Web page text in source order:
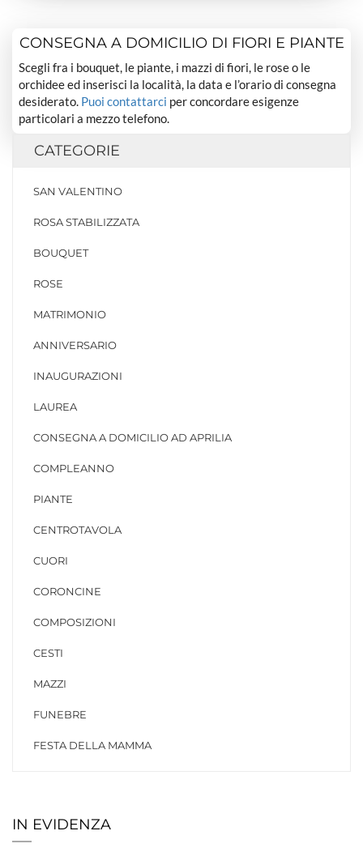
CONSEGNA A DOMICILIO DI FIORI E PIANTE
Scegli fra i bouquet, le piante, i mazzi di fiori, le rose o le
orchidee ed inserisci la località, la data e l’orario di consegna
desiderato. Puoi contattarci per concordare esigenze
particolari a mezzo telefono.
CATEGORIE
SAN VALENTINO
ROSA STABILIZZATA
BOUQUET
ROSE
MATRIMONIO
ANNIVERSARIO
INAUGURAZIONI
LAUREA
CONSEGNA A DOMICILIO AD APRILIA
COMPLEANNO
PIANTE
CENTROTAVOLA
CUORI
CORONCINE
COMPOSIZIONI
CESTI
MAZZI
FUNEBRE
FESTA DELLA MAMMA
IN EVIDENZA